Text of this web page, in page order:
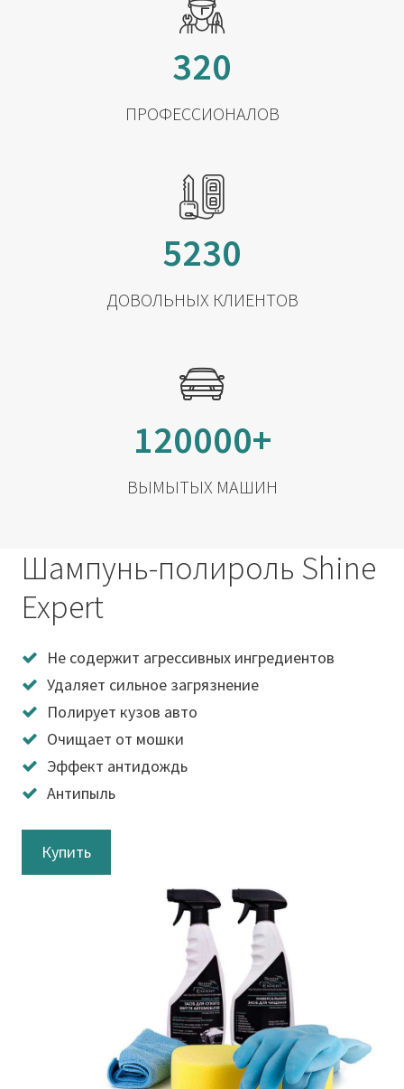
320
ПРОФЕССИОНАЛОВ
5230
ДОВОЛЬНЫХ КЛИЕНТОВ
120000+
ВЫМЫТЫХ МАШИН
Шампунь-полироль Shine
Expert
Не содержит агрессивных ингредиентов
Удаляет сильное загрязнение
Полирует кузов авто
Очищает от мошки
Эффект антидождь
Антипыль
Купить